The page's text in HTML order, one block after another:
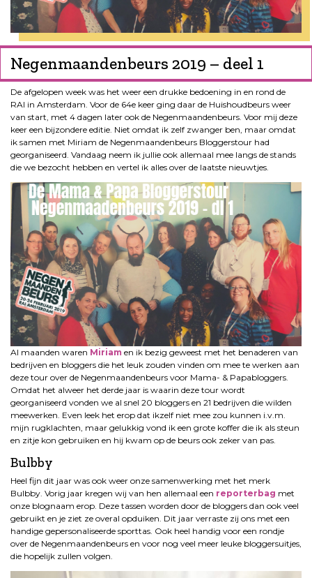
Negenmaandenbeurs 2019 – deel 1
De afgelopen week was het weer een drukke bedoening in en rond de
RAI in Amsterdam. Voor de 64e keer ging daar de Huishoudbeurs weer
van start, met 4 dagen later ook de Negenmaandenbeurs. Voor mij deze
keer een bijzondere editie. Niet omdat ik zelf zwanger ben, maar omdat
ik samen met Miriam de Negenmaandenbeurs Bloggerstour had
georganiseerd. Vandaag neem ik jullie ook allemaal mee langs de stands
die we bezocht hebben en vertel ik alles over de laatste nieuwtjes.
Al maanden waren Miriam en ik bezig geweest met het benaderen van
bedrijven en bloggers die het leuk zouden vinden om mee te werken aan
deze tour over de Negenmaandenbeurs voor Mama- & Papabloggers.
Omdat het alweer het derde jaar is waarin deze tour wordt
georganiseerd vonden we al snel 20 bloggers en 21 bedrijven die wilden
meewerken. Even leek het erop dat ikzelf niet mee zou kunnen i.v.m.
mijn rugklachten, maar gelukkig vond ik een grote koffer die ik als steun
en zitje kon gebruiken en hij kwam op de beurs ook zeker van pas.
Bulbby
Heel fijn dit jaar was ook weer onze samenwerking met het merk
Bulbby. Vorig jaar kregen wij van hen allemaal een reporterbag met
onze blognaam erop. Deze tassen worden door de bloggers dan ook veel
gebruikt en je ziet ze overal opduiken. Dit jaar verraste zij ons met een
handige gepersonaliseerde sporttas. Ook heel handig voor een rondje
over de Negenmaandenbeurs en voor nog veel meer leuke bloggersuitjes,
die hopelijk zullen volgen.